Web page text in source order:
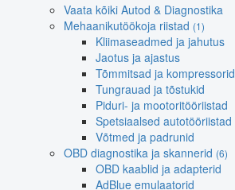
Vaata kõiki Autod & Diagnostika
Mehaanikutöökoja riistad (1)
Kliimaseadmed ja jahutus
Jaotus ja ajastus
Tõmmitsad ja kompressorid
Tungrauad ja tõstukid
Piduri- ja mootoritööriistad
Spetsiaalsed autotööriistad
Võtmed ja padrunid
OBD diagnostika ja skannerid (6)
OBD kaablid ja adapterid
AdBlue emulaatorid